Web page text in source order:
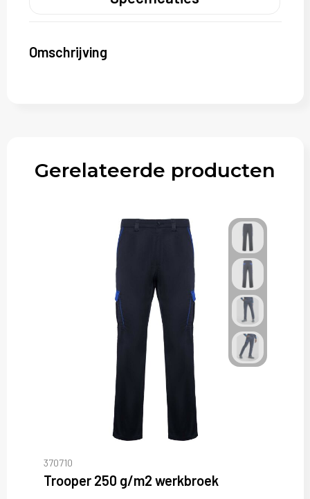
Omschrijving
Gerelateerde producten
370710
Trooper 250 g/m2 werkbroek